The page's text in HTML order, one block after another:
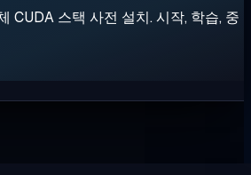
CUDA 스택 사전 설치. 시작, 학습, 중